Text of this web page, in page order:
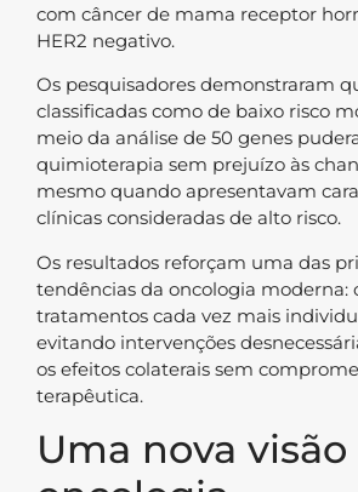
com câncer de mama receptor
HER2 negativo.
Os pesquisadores demonstraram
classificadas como de baixo risco
meio da análise de 50 genes
quimioterapia sem prejuízo às
mesmo quando apresentavam
clínicas consideradas de alto risco.
Os resultados reforçam uma das
tendências da oncologia moderna:
tratamentos cada vez mais
evitando intervenções
os efeitos colaterais sem
terapêutica.
Uma nova visão